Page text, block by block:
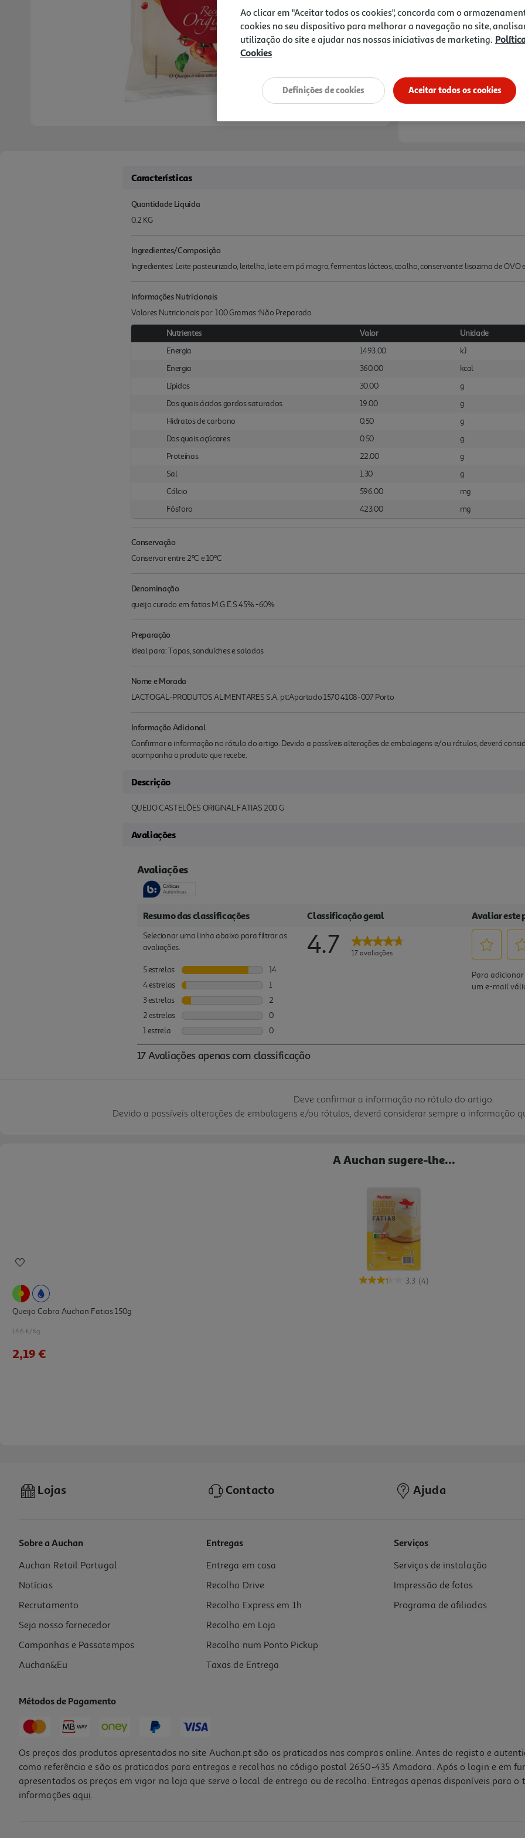
Características
Quantidade Liquida
0.2 KG
Ingredientes/Composição
Ingredientes: Leite pasteurizado, leitelho, leite em pó magro, fermentos lácteos, coalho, conservante: lisozima de OVO
Informações Nutricionais
Valores Nutricionais por: 100 Gramas :Não Preparado
Nutrientes Valor
Unidade
Energia
1493.00
kJ
Energia
360.00
kcal
Lípidos
30.00
g
Dos quais ácidos gordos saturados
19.00
g
Hidratos de carbono
0.50
g
Dos quais açúcares
0.50
g
Proteínas
22.00
g
Sal
1.30
g
Cálcio
596.00
mg
Fósforo
423.00 mg
Conservação
Conservar entre 2ºC e 10ºC
Denominação
queijo curado em fatias M.G.E.S 45% -60%
Preparação
Ideal para: Tapas, sanduíches e saladas
Nome e Morada
LACTOGAL-PRODUTOS ALIMENTARES S.A. pt:Apartado 1570 4108-007 Porto
Informação Adicional
Confirmar a informação no rótulo do artigo. Devido a possíveis alterações de embalagens e/ou rótulos, deverá
acompanha o produto que recebe.
Descrição
QUEIJO CASTELÕES ORIGINAL FATIAS 200 G
Avaliações
Deve confirmar a informação no rótulo do artigo.
Devido a possíveis alterações de embalagens e/ou rótulos, deverá considerar sempre a informação
A Auchan sugere-lhe...
3.3 (4)
Queijo Cabra Auchan Fatias 150g
14.6 €/Kg
2,19 €
Queijo Castelões Fatias 2x200g
9.98 €/Kg
3,99 €
Lojas Contacto Ajuda
Sobre a Auchan
Auchan Retail Portugal
Notícias
Recrutamento
Seja nosso fornecedor
Campanhas e Passatempos
Auchan&Eu
Entregas
Entrega em casa
Recolha Drive
Recolha Express em 1h
Recolha em Loja
Recolha num Ponto Pickup
Taxas de Entrega
Serviços
Serviços de instalação
Impressão de fotos
Programa de afiliados
Métodos de Pagamento
Os preços dos produtos apresentados no site Auchan.pt são os praticados nas compras online. Antes do registo e
como referência e são os praticados para entregas e recolhas no código postal 2650-435 Amadora. Após o login e em
apresentados os preços em vigor na loja que serve o local de entrega ou de recolha. Entregas apenas disponíveis para
informações aqui.
Ao clicar em "Aceitar todos os cookies", concorda com o
cookies no seu dispositivo para melhorar a navegação no site,
utilização do site e ajudar nas nossas iniciativas de marketing.
Cookies
Aceitar todos os cookies
Definições de cookies